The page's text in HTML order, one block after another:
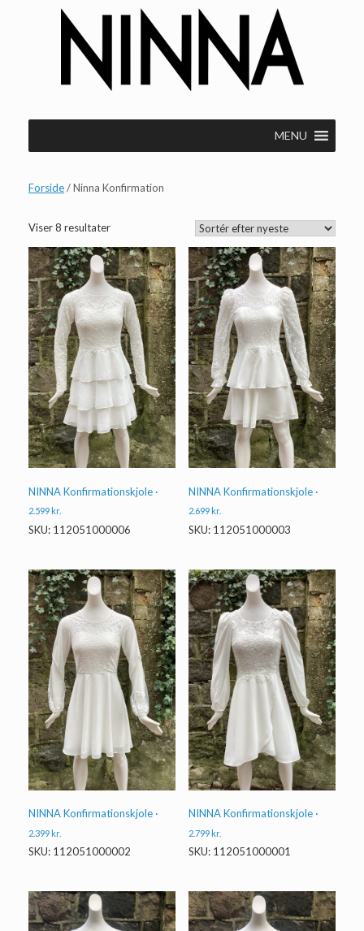
MENU
Forside/ Ninna Konfirmation
Viser 8 resultaterSorteret
seneste
NINNA Konfirmationskjole ·
2.599 kr.
SKU: 112051000006
NINNA Konfirmationskjole ·
2.699 kr.
SKU: 112051000003
NINNA Konfirmationskjole ·
2.399kr.
SKU: 112051000002
NINNA Konfirmationskjole ·
2.799kr.
SKU: 112051000001